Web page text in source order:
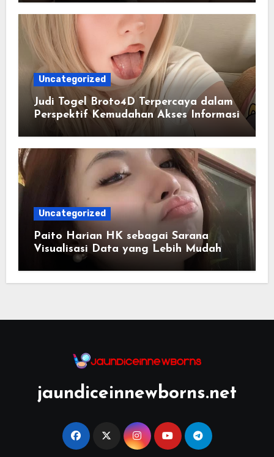
Uncategorized
Judi Togel Broto4D Terpercaya dalam
Perspektif Kemudahan Akses Informasi
Uncategorized
Paito Harian HK sebagai Sarana
Visualisasi Data yang Lebih Mudah
Dipahami
jaundiceinnewborns.net